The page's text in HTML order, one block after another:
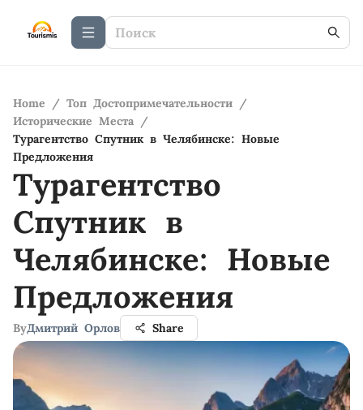
Home / Топ Достопримечательности /
Исторические Места /
Турагентство Спутник в Челябинске: Новые
Предложения
Турагентство
Спутник в
Челябинске: Новые
Предложения
ByДмитрий Орлов Share